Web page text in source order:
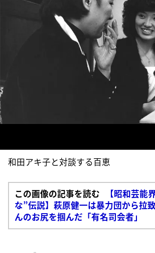
和田アキ子と対談する百恵
この画像の記事を読む
【昭和芸能
な”伝説】萩原健一は暴力団から拉
んのお尻を掴んだ「有名司会者」